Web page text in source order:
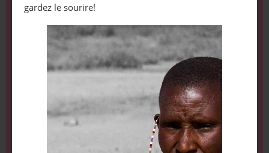
gardez le sourire!